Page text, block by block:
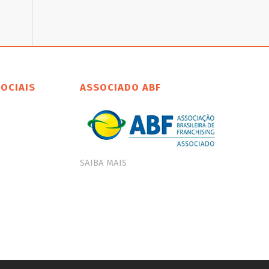
ASSOCIADO ABF
SAIBA MAIS